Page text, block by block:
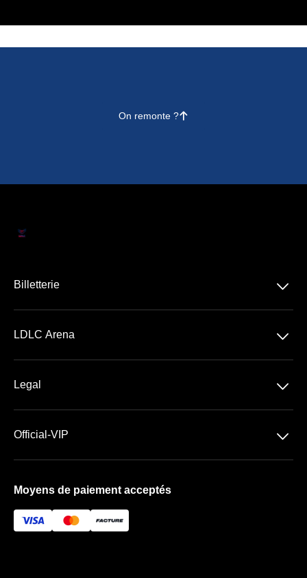
On remonte ?􀄨
Billetterie 􀆈
Sports
LDLC Arena 􀆈
Premium | Les Terrasses
Legal 􀆈
Official-VIP 􀆈
FAQ
Moyens de paiement acceptés